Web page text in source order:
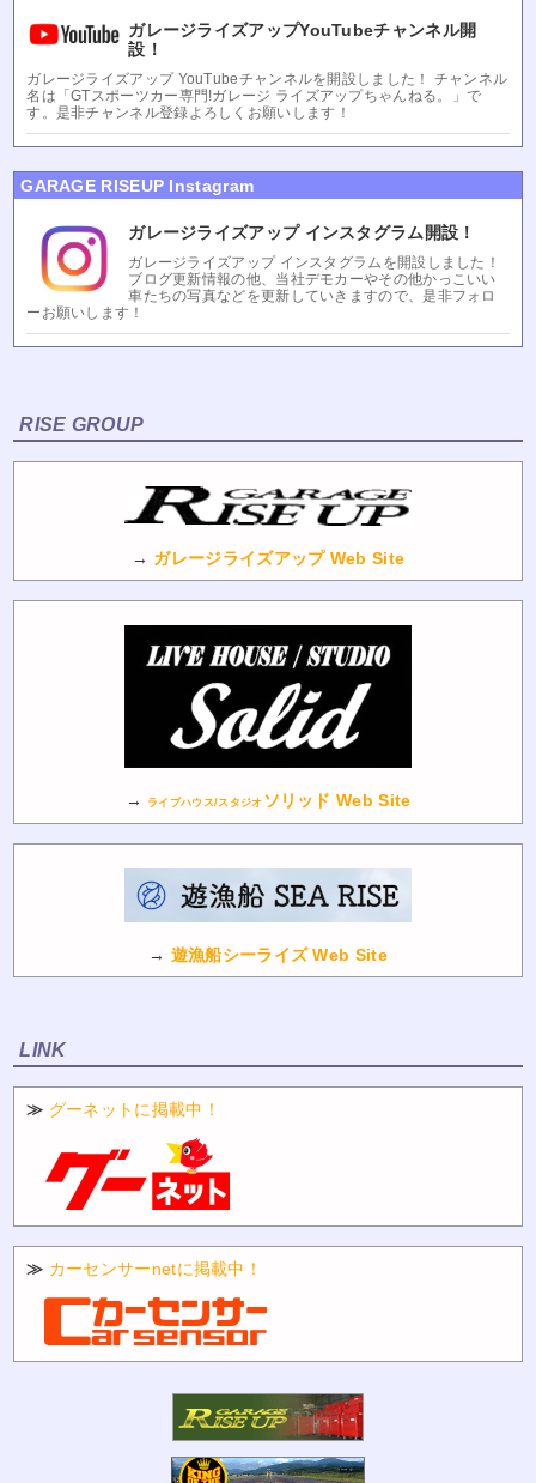
ガレージライズアップYouTubeチャンネル開
設！
ガレージライズアップ YouTubeチャンネルを開設しました！ チャンネル
名は「GTスポーツカー専門!ガレージ ライズアップちゃんねる。」で
す。是非チャンネル登録よろしくお願いします！
GARAGE RISEUP Instagram
ガレージライズアップ インスタグラム開設！
ガレージライズアップ インスタグラムを開設しました！
ブログ更新情報の他、当社デモカーやその他かっこいい
車たちの写真などを更新していきますので、是非フォロ
ーお願いします！
RISE GROUP
→ ガレージライズアップ Web Site
→ ライブハウス/スタジオ ソリッド Web Site
→ 遊漁船シーライズ Web Site
LINK
≫ グーネットに掲載中！
≫ カーセンサーnetに掲載中！